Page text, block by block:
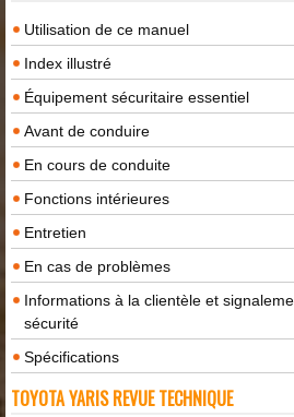
Utilisation de ce manuel
Index illustré
Équipement sécuritaire essentiel
Avant de conduire
En cours de conduite
Fonctions intérieures
Entretien
En cas de problèmes
Informations à la clientèle et
sécurité
Spécifications
TOYOTA YARIS REVUE TECHNIQUE